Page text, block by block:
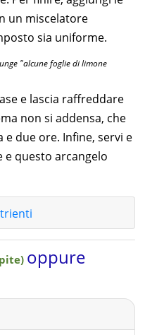
un miscelatore
sia uniforme.
"alcune foglie di limone
e lascia raffreddare
non si addensa, che
due ore. Infine, servi e
questo arcangelo
oppure